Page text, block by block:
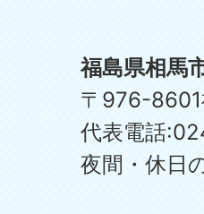
福島県相馬
〒976-
代表電話
夜間・休日